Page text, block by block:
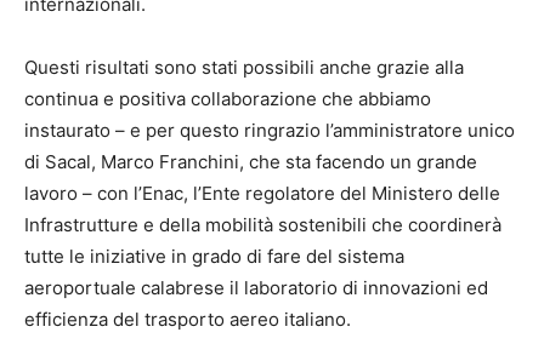
Questi risultati sono stati possibili anche grazie alla
continua e positiva collaborazione che abbiamo
instaurato – e per questo ringrazio l’amministratore unico
di Sacal, Marco Franchini, che sta facendo un grande
lavoro – con l’Enac, l’Ente regolatore del Ministero delle
Infrastrutture e della mobilità sostenibili che coordinerà
tutte le iniziative in grado di fare del sistema
aeroportuale calabrese il laboratorio di innovazioni ed
efficienza del trasporto aereo italiano.